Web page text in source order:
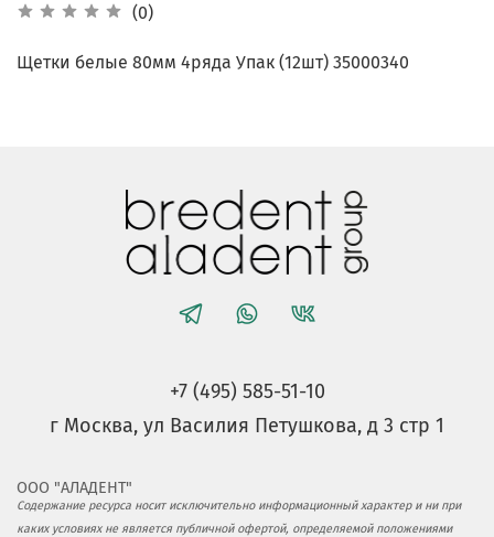
(0)
Щетки белые 80мм 4ряда Упак (12шт) 35000340
+7 (495) 585-51-10
г Москва, ул Василия Петушкова, д 3 стр 1
ООО "АЛАДЕНТ"
Содержание ресурса носит исключительно информационный характер и ни при
каких условиях не является публичной офертой, определяемой положениями